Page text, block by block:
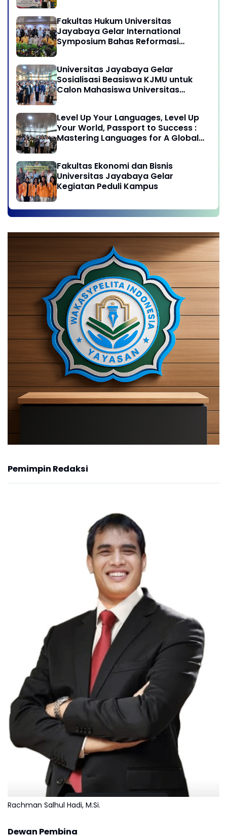
Sukamandi Masagi - Kabupaten
Subang, Jawa Barat
Fakultas Hukum Universitas
Jayabaya Gelar International
Symposium Bahas Reformasi
Universitas Jayabaya Gelar
Sosialisasi Beasiswa KJMU untuk
Calon Mahasiswa Universitas
Level Up Your Languages, Level Up
Your World, Passport to Success :
Mastering Languages for A Global
Fakultas Ekonomi dan Bisnis
Universitas Jayabaya Gelar
Kegiatan Peduli Kampus
Pemimpin Redaksi
Rachman Salhul Hadi, M.Si.
Dewan Pembina